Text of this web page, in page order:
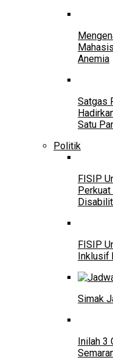
Anemia
Satgas
Satu
Politik
FISIP
FISIP
Inklusif
Simak
Inilah 3